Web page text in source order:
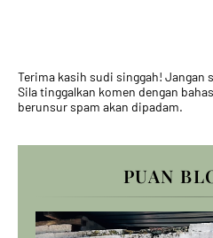
Terima kasih sudi singgah! Jangan
Sila tinggalkan komen dengan
berunsur spam akan dipadam.
PUAN